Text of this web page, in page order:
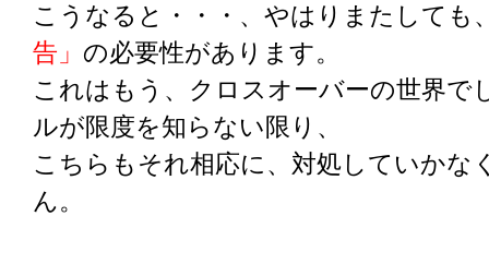
こうなると・・・、やはりまたしても
告」 の必要性があります。
これはもう、クロスオーバーの世界で
ルが限度を知らない限り、
こちらもそれ相応に、対処していかな
ん。